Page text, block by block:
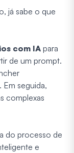
já sabe o que
com IApara
de um prompt.
seguida,
complexas
do processo de
e